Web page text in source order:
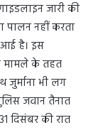
जारी की
पालन नहीं करता
आई है। इस
मामले के तहत
जुर्माना भी लग
जवान तैनात
दिसंबर की रात